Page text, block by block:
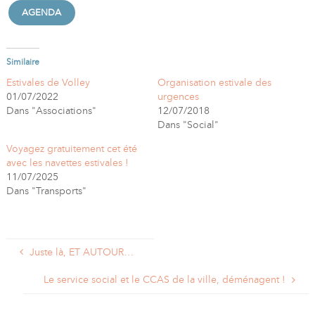
AGENDA
Similaire
Estivales de Volley
01/07/2022
Dans "Associations"
Organisation estivale des
urgences
12/07/2018
Dans "Social"
Voyagez gratuitement cet été
avec les navettes estivales !
11/07/2025
Dans "Transports"
Juste là, ET AUTOUR…
Le service social et le CCAS de la ville, déménagent !